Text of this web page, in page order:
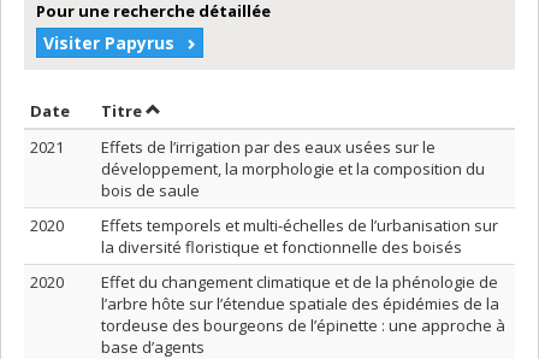
Pour une recherche détaillée
Visiter Papyrus
Date Trier par date en ordre croissant
TitreTrier par titre en ordre croissant
2021
Effets de l’irrigation par des eaux usées sur le
développement, la morphologie et la composition du
bois de saule
2020
Effets temporels et multi-échelles de l’urbanisation sur
la diversité floristique et fonctionnelle des boisés
2020
Effet du changement climatique et de la phénologie de
l’arbre hôte sur l’étendue spatiale des épidémies de la
tordeuse des bourgeons de l’épinette : une approche à
base d’agents